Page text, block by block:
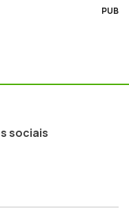
PUB
sociais